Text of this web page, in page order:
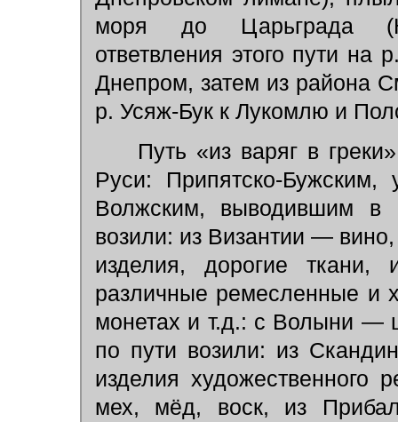
моря до Царьграда
ответвления этого пути
Днепром, затем из района
р. Усяж-Бук к Лукомлю и
Путь «из варяг в
Руси: Припятско-
Волжским, выводившим в
возили: из Византии —
изделия, дорогие
различные ремесленные и
монетах и т.д.: с Волыни —
по пути возили: из
изделия
мех, мёд, воск, из